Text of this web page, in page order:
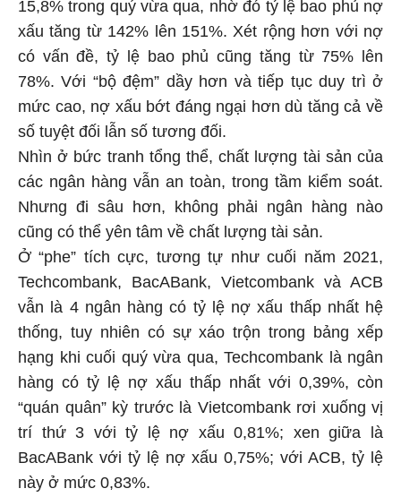
15,8% trong quý vừa qua, nhờ đó tỷ lệ bao phủ nợ
xấu tăng từ 142% lên 151%. Xét rộng hơn với nợ
có vấn đề, tỷ lệ bao phủ cũng tăng từ 75% lên
78%. Với “bộ đệm” dầy hơn và tiếp tục duy trì ở
mức cao, nợ xấu bớt đáng ngại hơn dù tăng cả về
số tuyệt đối lẫn số tương đối.
Nhìn ở bức tranh tổng thể, chất lượng tài sản của
các ngân hàng vẫn an toàn, trong tầm kiểm soát.
Nhưng đi sâu hơn, không phải ngân hàng nào
cũng có thể yên tâm về chất lượng tài sản.
Ở “phe” tích cực, tương tự như cuối năm 2021,
Techcombank, BacABank, Vietcombank và ACB
vẫn là 4 ngân hàng có tỷ lệ nợ xấu thấp nhất hệ
thống, tuy nhiên có sự xáo trộn trong bảng xếp
hạng khi cuối quý vừa qua, Techcombank là ngân
hàng có tỷ lệ nợ xấu thấp nhất với 0,39%, còn
“quán quân” kỳ trước là Vietcombank rơi xuống vị
trí thứ 3 với tỷ lệ nợ xấu 0,81%; xen giữa là
BacABank với tỷ lệ nợ xấu 0,75%; với ACB, tỷ lệ
này ở mức 0,83%.